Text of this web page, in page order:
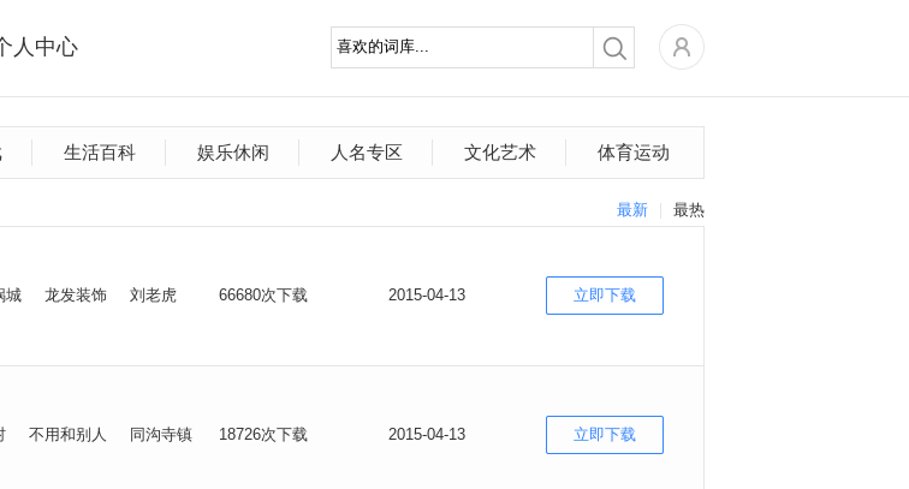
人中心
生活百科 娱乐休闲 人名专区 文化艺术 体育运动
最热
最新
城 龙发装饰 刘老虎 66680次下载 2015-04-13 立即下载
不用和别人 同沟寺镇 18726次下载 2015-04-13 立即下载